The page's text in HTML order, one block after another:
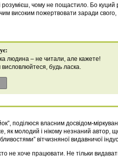
чому не пощастило. Бо куций
високим пожертвовати заради свого,
людина – не читали, але кажете!
будь ласка.
поділюся власним досвідом-
як молодий і нікому незнаний автор,
вітчизняної видавничої
не хоче працювати. Не тільки